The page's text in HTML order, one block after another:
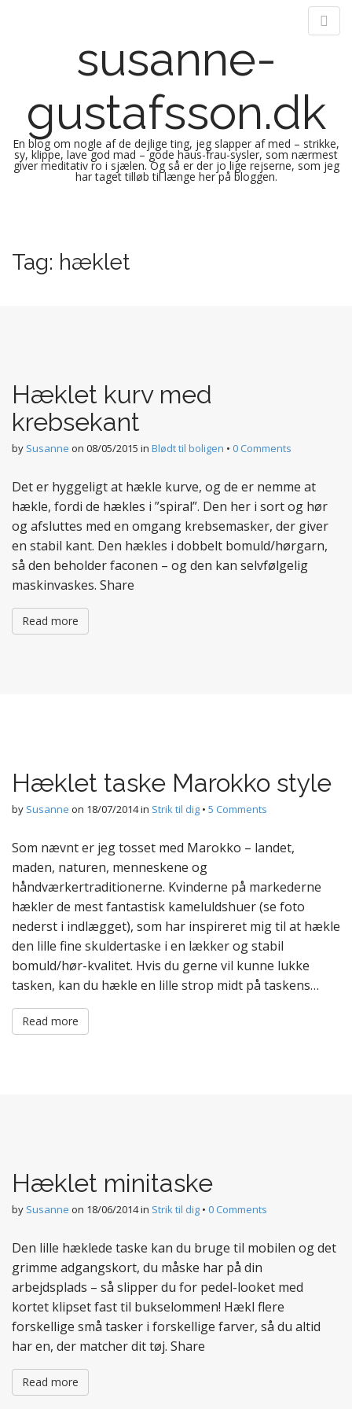
susanne-
gustafsson.dk
En blog om nogle af de dejlige ting, jeg slapper af med – strikke,
sy, klippe, lave god mad – gode haus-frau-sysler, som nærmest
giver meditativ ro i sjælen. Og så er der jo lige rejserne, som jeg
har taget tilløb til længe her på bloggen.
i
n
p
n
t
Tag: hæklet
Hæklet kurv med
krebsekant
by Susanne on 08/05/2015 in Blødt til boligen • 0 Comments
Det er hyggeligt at hækle kurve, og de er nemme at
hækle, fordi de hækles i ”spiral”. Den her i sort og hør
og afsluttes med en omgang krebsemasker, der giver
en stabil kant. Den hækles i dobbelt bomuld/hørgarn,
så den beholder faconen – og den kan selvfølgelig
maskinvaskes. Share
Read more
Hæklet taske Marokko style
by Susanne on 18/07/2014in Strik til dig • 5 Comments
Som nævnt er jeg tosset med Marokko – landet,
maden, naturen, menneskene og
håndværkertraditionerne. Kvinderne på markederne
hækler de mest fantastisk kameluldshuer (se foto
nederst i indlægget), som har inspireret mig til at hækle
den lille fine skuldertaske i en lækker og stabil
bomuld/hør-kvalitet. Hvis du gerne vil kunne lukke
tasken, kan du hækle en lille strop midt på taskens…
Read more
Hæklet minitaske
by Susanne on 18/06/2014in Strik til dig • 0 Comments
Den lille hæklede taske kan du bruge til mobilen og det
grimme adgangskort, du måske har på din
arbejdsplads – så slipper du for pedel-looket med
kortet klipset fast til bukselommen! Hækl flere
forskellige små tasker i forskellige farver, så du altid
har en, der matcher dit tøj. Share
Read more